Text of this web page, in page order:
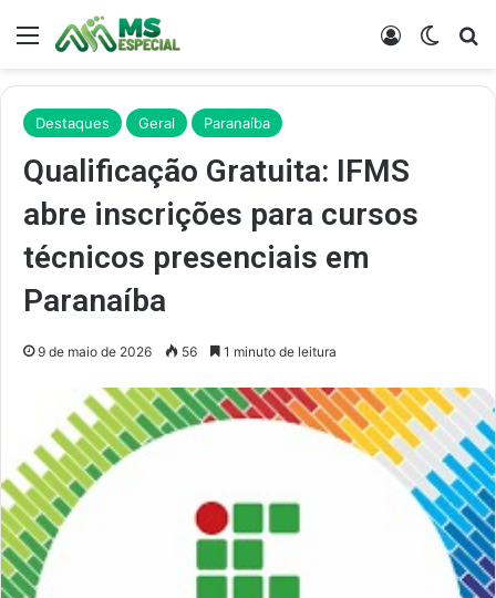
Menu Entrar
Destaques Geral Paranaíba
Qualificação Gratuita: IFMS
abre inscrições para cursos
técnicos presenciais em
Paranaíba
9 de maio de 2026 56 1 minuto de leitura